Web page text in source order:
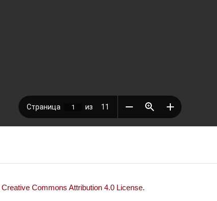
Creative Commons Attribution 4.0 License.